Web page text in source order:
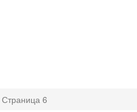
Страница 6